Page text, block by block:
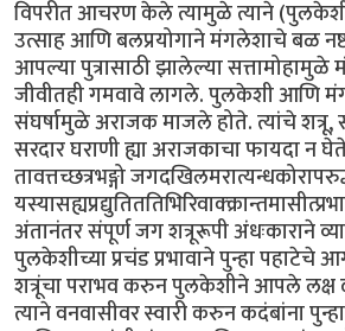
विपरीत आचरण केले त्यामुळे त्याने
उत्साह आणि बलप्रयोगाने मंगलेशाचे बळ
आपल्या पुत्रासाठी झालेल्या
जीवीतही गमवावे लागले. पुलकेशी आणि
संघर्षामुळे अराजक माजले होते. त्यांचे
सरदार घराणी ह्या अराजकाचा फायदा न
तावत्तच्छत्रभङ्गो
अंतानंतर संपूर्ण जग शत्रूरूपी अंधःकाराने
पुलकेशीच्या प्रचंड प्रभावाने पुन्हा पहाटेचे
शत्रूंचा पराभव करुन पुलकेशीने आपले लक्ष
त्याने वनवासीवर स्वारी करुन कदंबांना